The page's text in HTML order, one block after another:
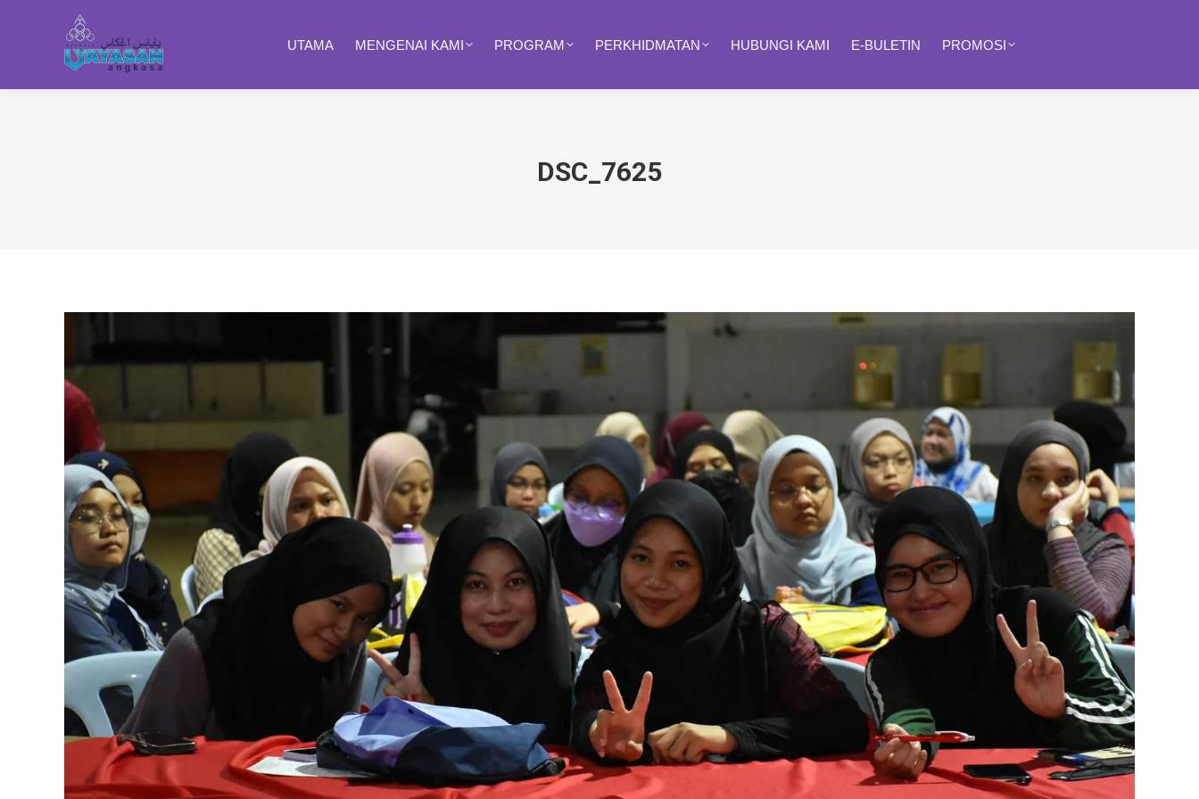
UTAMA MENGENAI KAMI PROGRAM PERKHIDMATAN HUBUNGI KAMI E-BULETIN PROMOSI
DSC_7625